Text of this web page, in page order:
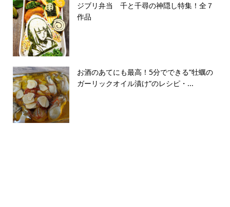
ジブリ弁当 千と千尋の神隠し特集！全７
作品
お酒のあてにも最高！5分でできる”牡蠣の
ガーリックオイル漬け”のレシピ・...